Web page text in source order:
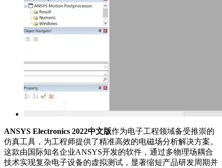
ANSYS Electronics 2022中文版作为电子工程领域备受推崇的
仿真工具，为工程师提供了精准高效的电磁场分析解决方案。
这款由国际知名企业ANSYS开发的软件，通过多物理场耦合
技术实现复杂电子设备的虚拟测试，显著缩短产品研发周期并